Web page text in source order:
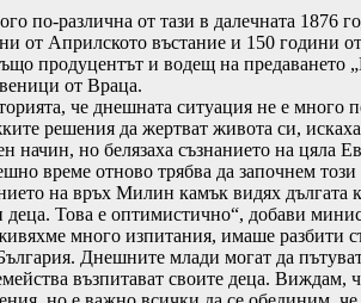
по-различна от тази в далечната 1876
от Априлското въстание и 150 години
продуцентът и водещ на
от Враца.
че днешната ситуация не е много
решения да жертват живота си,
начин, но белязаха съзнанието на
време отново трябва да започнем този
на връх Милин камък видях дългата
деца. Това е оптимистично“, добави
много изпитания, имаше разбити
Днешните млади могат да
възпитават своите деца.